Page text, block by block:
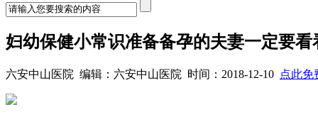
妇幼保健小常识准备备孕的夫妻一定要看
六安中山医院 编辑：六安中山医院 时间：2018-12-10 点此免